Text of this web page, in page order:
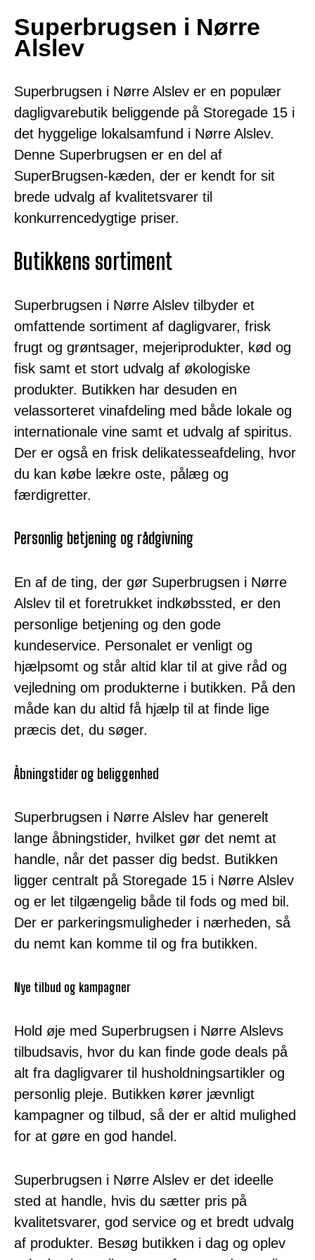
Superbrugsen i Nørre
Alslev
Superbrugsen i Nørre Alslev er en populær
dagligvarebutik beliggende på Storegade 15 i
det hyggelige lokalsamfund i Nørre Alslev.
Denne Superbrugsen er en del af
SuperBrugsen-kæden, der er kendt for sit
brede udvalg af kvalitetsvarer til
konkurrencedygtige priser.
Butikkens sortiment
Superbrugsen i Nørre Alslev tilbyder et
omfattende sortiment af dagligvarer, frisk
frugt og grøntsager, mejeriprodukter, kød og
fisk samt et stort udvalg af økologiske
produkter. Butikken har desuden en
velassorteret vinafdeling med både lokale og
internationale vine samt et udvalg af spiritus.
Der er også en frisk delikatesseafdeling, hvor
du kan købe lækre oste, pålæg og
færdigretter.
Personlig betjening og rådgivning
En af de ting, der gør Superbrugsen i Nørre
Alslev til et foretrukket indkøbssted, er den
personlige betjening og den gode
kundeservice. Personalet er venligt og
hjælpsomt og står altid klar til at give råd og
vejledning om produkterne i butikken. På den
måde kan du altid få hjælp til at finde lige
præcis det, du søger.
Åbningstider og beliggenhed
Superbrugsen i Nørre Alslev har generelt
lange åbningstider, hvilket gør det nemt at
handle, når det passer dig bedst. Butikken
ligger centralt på Storegade 15 i Nørre Alslev
og er let tilgængelig både til fods og med bil.
Der er parkeringsmuligheder i nærheden, så
du nemt kan komme til og fra butikken.
Nye tilbud og kampagner
Hold øje med Superbrugsen i Nørre Alslevs
tilbudsavis, hvor du kan finde gode deals på
alt fra dagligvarer til husholdningsartikler og
personlig pleje. Butikken kører jævnligt
kampagner og tilbud, så der er altid mulighed
for at gøre en god handel.
Superbrugsen i Nørre Alslev er det ideelle
sted at handle, hvis du sætter pris på
kvalitetsvarer, god service og et bredt udvalg
af produkter. Besøg butikken i dag og oplev